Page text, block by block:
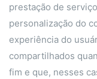
prestação de
personalização do
experiência do
compartilhados
fim e que, nesses